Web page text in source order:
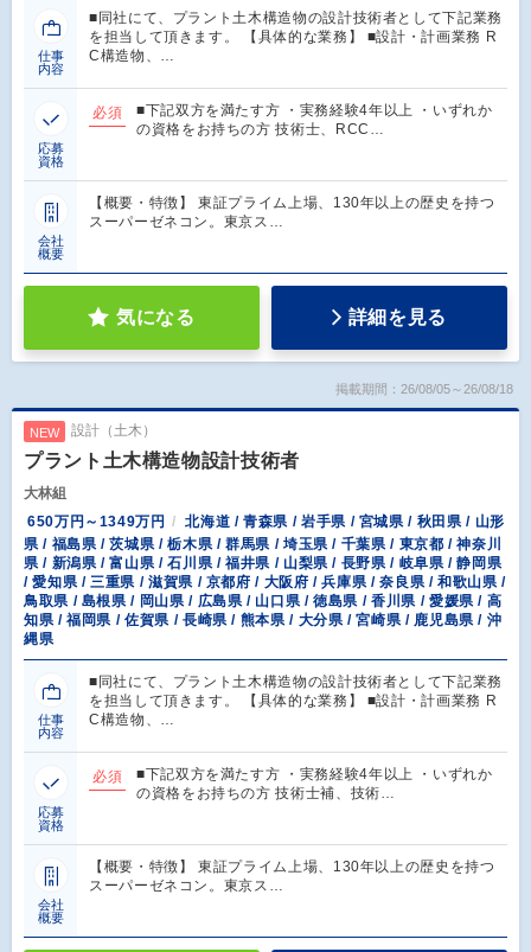
仕事
内容
■同社にて、プラント土木構造物の設計技術者として下記業務
を担当して頂きます。 【具体的な業務】 ■設計・計画業務 R
C構造物、…
応募
資格
必須
■下記双方を満たす方 ・実務経験4年以上 ・いずれか
の資格をお持ちの方 技術士、RCC…
会社
概要
【概要・特徴】 東証プライム上場、130年以上の歴史を持つ
スーパーゼネコン。東京ス…
気になる 詳細を見る
掲載期間：26/08/05～26/08/18
NEW 設計（土木）
プラント土木構造物設計技術者
大林組
650万円～1349万円
北海道 / 青森県 / 岩手県 / 宮城県 / 秋田県 / 山形
県 / 福島県 / 茨城県 / 栃木県 / 群馬県 / 埼玉県 / 千葉県 / 東京都 / 神奈川
県 / 新潟県 / 富山県 / 石川県 / 福井県 / 山梨県 / 長野県 / 岐阜県 / 静岡県
/ 愛知県 / 三重県 / 滋賀県 / 京都府 / 大阪府 / 兵庫県 / 奈良県 / 和歌山県 /
鳥取県 / 島根県 / 岡山県 / 広島県 / 山口県 / 徳島県 / 香川県 / 愛媛県 / 高
知県 / 福岡県 / 佐賀県 / 長崎県 / 熊本県 / 大分県 / 宮崎県 / 鹿児島県 / 沖
縄県
仕事
内容
■同社にて、プラント土木構造物の設計技術者として下記業務
を担当して頂きます。 【具体的な業務】 ■設計・計画業務 R
C構造物、…
応募
資格
必須
■下記双方を満たす方 ・実務経験4年以上 ・いずれか
の資格をお持ちの方 技術士補、技術…
会社
概要
【概要・特徴】 東証プライム上場、130年以上の歴史を持つ
スーパーゼネコン。東京ス…